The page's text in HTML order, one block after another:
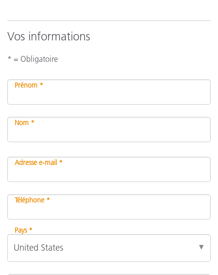
Vos informations
* = Obligatoire
Prénom *
Nom *
Adresse e-mail *
Téléphone *
Pays *